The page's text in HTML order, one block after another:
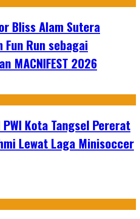
Bliss Alam Sutera
Fun Run sebagai
MACNIFEST 2026
PWI Kota Tangsel Pererat
Lewat Laga Minisoccer